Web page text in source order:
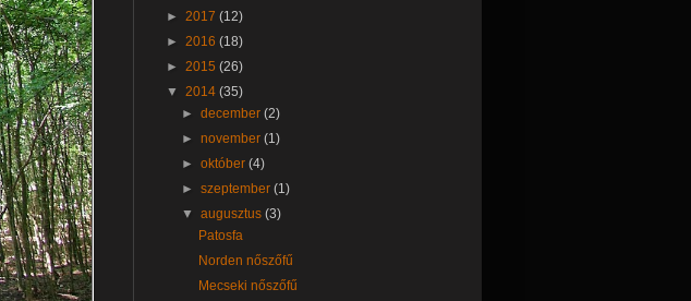
► 2017 (12)
► 2016 (18)
► 2015 (26)
▼ 2014 (35)
►december(2)
►november(1)
►október(4)
►szeptember(1)
▼augusztus(3)
Patosfa
Norden nőszőfű
Mecseki nőszőfű